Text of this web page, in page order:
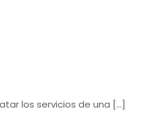
los servicios de una […]